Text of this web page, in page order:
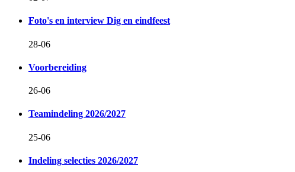
Foto's en interview Dig en eindfeest
28-06
Voorbereiding
26-06
Teamindeling 2026/2027
25-06
Indeling selecties 2026/2027